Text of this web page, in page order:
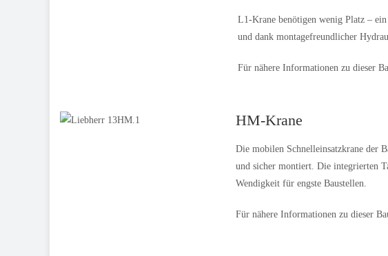
L1-Krane benötigen wenig Platz –
und dank montagefreundlicher
Für nähere Informationen zu dieser
HM-Krane
Die mobilen Schnelleinsatzkrane der
und sicher montiert. Die integrierten
Wendigkeit für engste Baustellen.
Für nähere Informationen zu dieser